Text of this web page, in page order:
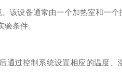
设备通常由一个加热室和一个
条件。
过控制系统设置相应的温度、